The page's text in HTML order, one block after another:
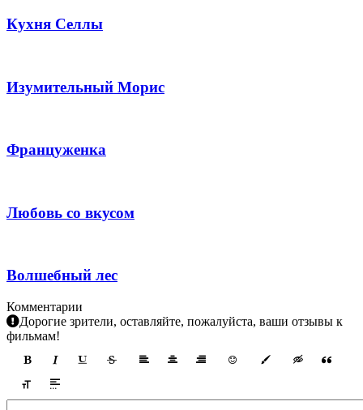
Кухня Селлы
Изумительный Морис
Француженка
Любовь со вкусом
Волшебный лес
Комментарии
Дорогие зрители, оставляйте, пожалуйста, ваши отзывы к
фильмам!